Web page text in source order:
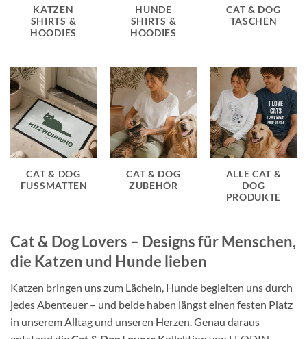
KATZEN
SHIRTS &
HOODIES
HUNDE
SHIRTS &
HOODIES
CAT & DOG
TASCHEN
CAT & DOG
FUSSMATTEN
CAT & DOG
ZUBEHÖR
ALLE CAT &
DOG
PRODUKTE
Cat & Dog Lovers – Designs für Menschen,
die Katzen und Hunde lieben
Katzen bringen uns zum Lächeln, Hunde begleiten uns durch
jedes Abenteuer – und beide haben längst einen festen Platz
in unserem Alltag und unseren Herzen. Genau daraus